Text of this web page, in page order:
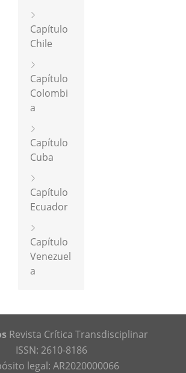
Capítulo
Chile
Capítulo
Colombi
a
Capítulo
Cuba
Capítulo
Ecuador
Capítulo
Venezuel
a
Revista Crítica Transdisciplinar
ISSN: 2610-8186
legal: AR2020000066